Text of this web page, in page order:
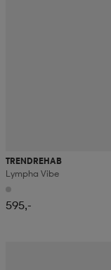
TRENDREHAB
Lympha Vibe
595,-